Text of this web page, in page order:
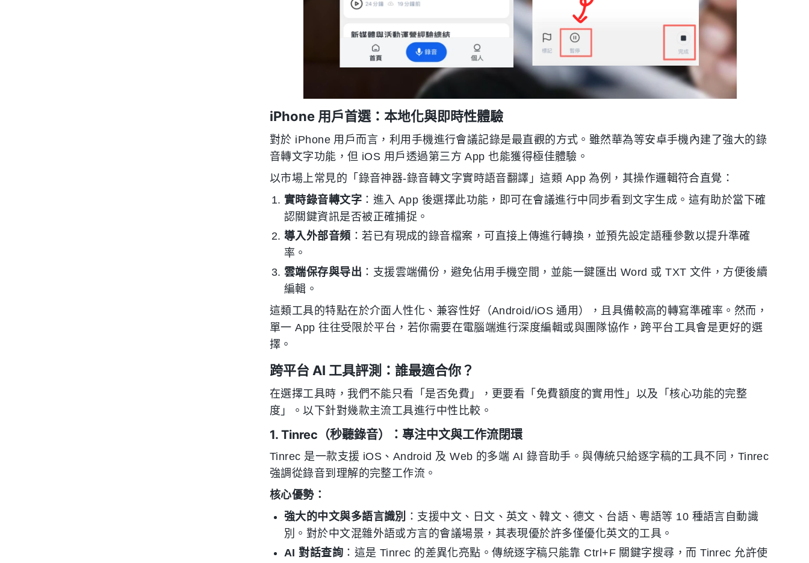
iPhone 用戶首選：本地化與即時性體驗
對於 iPhone 用戶而言，利用手機進行會議記錄是最直觀的方式。雖然華為等安卓手機內建了強大的錄
音轉文字功能，但 iOS 用戶透過第三方 App 也能獲得極佳體驗。
以市場上常見的「錄音神器-錄音轉文字實時語音翻譯」這類 App 為例，其操作邏輯符合直覺：
實時錄音轉文字 ：進入 App 後選擇此功能，即可在會議進行中同步看到文字生成。這有助於當下確
認關鍵資訊是否被正確捕捉。
導入外部音頻 ：若已有現成的錄音檔案，可直接上傳進行轉換，並預先設定語種參數以提升準確
率。
雲端保存與导出 ：支援雲端備份，避免佔用手機空間，並能一鍵匯出 Word 或 TXT 文件，方便後續
編輯。
這類工具的特點在於介面人性化、兼容性好（Android/iOS 通用），且具備較高的轉寫準確率。然而，
單一 App 往往受限於平台，若你需要在電腦端進行深度編輯或與團隊協作，跨平台工具會是更好的選
擇。
跨平台 AI 工具評測：誰最適合你？
在選擇工具時，我們不能只看「是否免費」，更要看「免費額度的實用性」以及「核心功能的完整
度」。以下針對幾款主流工具進行中性比較。
1. Tinrec（秒聽錄音）：專注中文與工作流閉環
Tinrec 是一款支援 iOS、Android 及 Web 的多端 AI 錄音助手。與傳統只給逐字稿的工具不同，Tinrec
強調從錄音到理解的完整工作流。
核心優勢：
強大的中文與多語言識別
：支援中文、日文、英文、韓文、德文、台語、粵語等 10 種語言自動識
別。對於中文混雜外語或方言的會議場景，其表現優於許多僅優化英文的工具。
AI 對話查詢 ：這是 Tinrec 的差異化亮點。傳統逐字稿只能靠 Ctrl+F 關鍵字搜尋，而 Tinrec 允許使